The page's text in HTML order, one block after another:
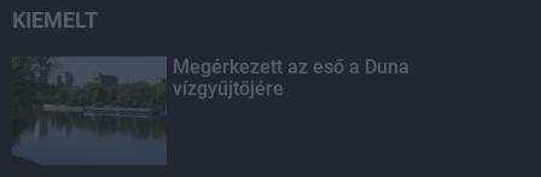
KIEMELT
Megérkezett az eső a Duna
vízgyűjtőjére